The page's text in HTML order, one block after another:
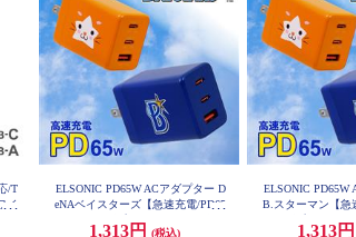
/T
イ
ELSONIC PD65W ACアダプター D
eNAベイスターズ【急速充電/PD65
1,313円
(税込)
ELSONIC PD65W
B.スターマン【急
1,313円